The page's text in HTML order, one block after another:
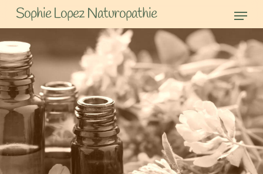
Skip
main
content
Sophie Lopez Naturopathie